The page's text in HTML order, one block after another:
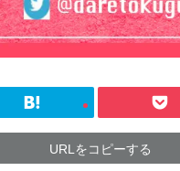
URLをコピーする